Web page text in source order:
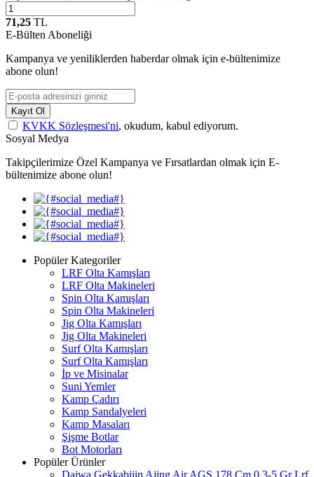
71,25 TL
E-Bülten Aboneliği
Kampanya ve yeniliklerden haberdar olmak için e-bültenimize
abone olun!
Kayıt Ol
KVKK Sözleşmesi'ni, okudum, kabul ediyorum.
Sosyal Medya
Takipçilerimize Özel Kampanya ve Fırsatlardan olmak için E-
bültenimize abone olun!
Popüler Kategoriler
LRF Olta Kamışları
LRF Olta Makineleri
Spin Olta Kamışları
Spin Olta Makineleri
Jig Olta Kamışları
Jig Olta Makineleri
Surf Olta Kamışları
Surf Olta Kamışları
İp ve Misinalar
Suni Yemler
Kamp Çadırı
Kamp Sandalyeleri
Kamp Masaları
Şişme Botlar
Bot Motorları
Popüler Ürünler
Daiwa Gekkabijin Ajing Air AGS 178 Cm 0.3-5 Gr Lrf